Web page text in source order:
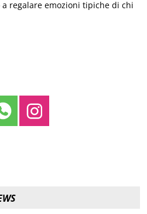
regalare emozioni tipiche di chi